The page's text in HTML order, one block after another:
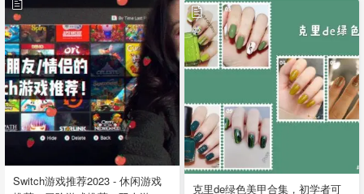
Switch游戏推荐2023 - 休闲游戏
克里de绿色美甲合集，初学者可